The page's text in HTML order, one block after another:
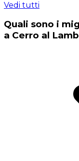
Vedi tutti
Quali sono i
a Cerro al